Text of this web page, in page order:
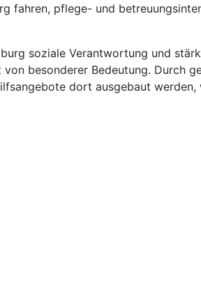
fahren, pflege- und
soziale Verantwortung und
besonderer Bedeutung. Durch
dort ausgebaut